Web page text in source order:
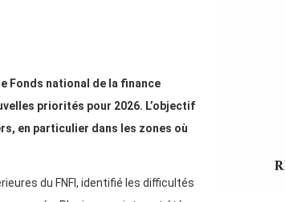
Fonds national de la finance
priorités pour 2026. L’objectif
en particulier dans les zones où
du FNFI, identifié les difficultés